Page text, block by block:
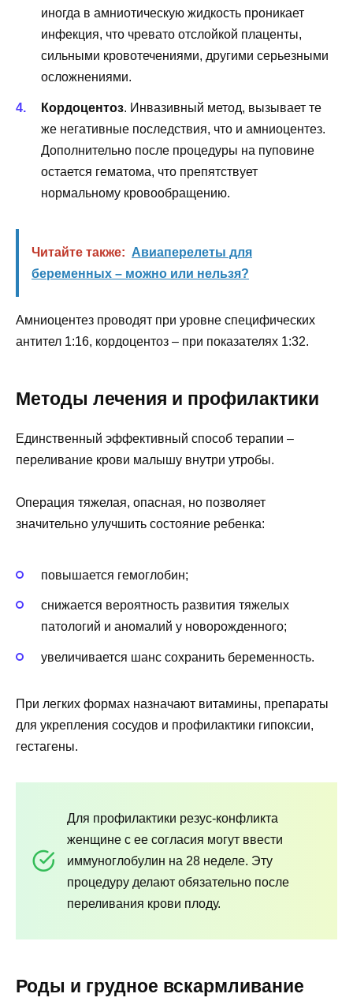
иногда в амниотическую жидкость проникает
инфекция, что чревато отслойкой плаценты,
сильными кровотечениями, другими серьезными
осложнениями.
Кордоцентоз. Инвазивный метод, вызывает те
же негативные последствия, что и амниоцентез.
Дополнительно после процедуры на пуповине
остается гематома, что препятствует
нормальному кровообращению.
Читайте также: Авиаперелеты для
беременных – можно или нельзя?
Амниоцентез проводят при уровне специфических
антител 1:16, кордоцентоз – при показателях 1:32.
Методы лечения и профилактики
Единственный эффективный способ терапии –
переливание крови малышу внутри утробы.
Операция тяжелая, опасная, но позволяет
значительно улучшить состояние ребенка:
повышается гемоглобин;
снижается вероятность развития тяжелых
патологий и аномалий у новорожденного;
увеличивается шанс сохранить беременность.
При легких формах назначают витамины, препараты
для укрепления сосудов и профилактики гипоксии,
гестагены.
Для профилактики резус-конфликта
женщине с ее согласия могут ввести
иммуноглобулин на 28 неделе. Эту
процедуру делают обязательно после
переливания крови плоду.
Роды и грудное вскармливание